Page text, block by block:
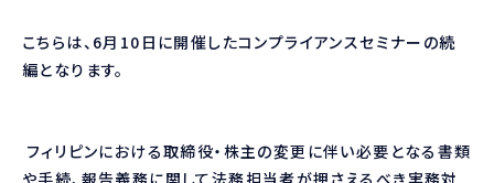
こちらは、 6月 10 日に開催したコンプライアンスセミナーの続
編となります。
フィリピンにおける取締役・株主の変更に伴い必要となる書類
や手続、報告義務に関して法務担当者が押さえるべき実務対